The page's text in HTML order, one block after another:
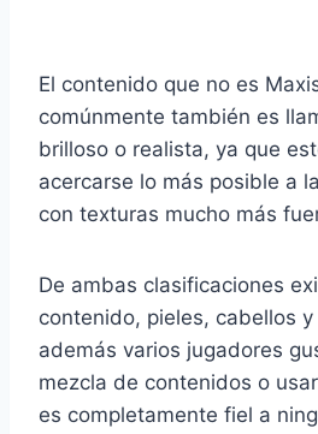
El contenido que no es
comúnmente también es
brilloso o realista, ya que
acercarse lo más posible a
con texturas mucho más
De ambas clasificaciones
contenido, pieles, cabellos
además varios jugadores
mezcla de contenidos o
es completamente fiel a